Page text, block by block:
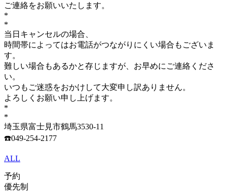
ご連絡をお願いいたします。
*
*
当日キャンセルの場合、
時間帯によってはお電話がつながりにくい場合もございま
す。
難しい場合もあるかと存じますが、お早めにご連絡くださ
い。
いつもご迷惑をおかけして大変申し訳ありません。
よろしくお願い申し上げます。
*
*
埼玉県富士見市鶴馬3530-11
☎️049-254-2177
ALL
予約
優先制